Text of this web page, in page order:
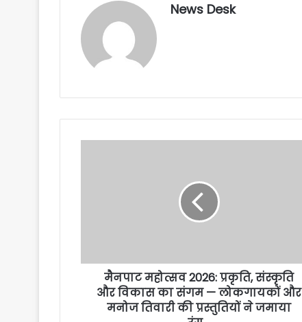
News Desk
मैनपाट महोत्सव 2026: प्रकृति, संस्कृति
और विकास का संगम — लोकगायकों और
मनोज तिवारी की प्रस्तुतियों ने जमाया